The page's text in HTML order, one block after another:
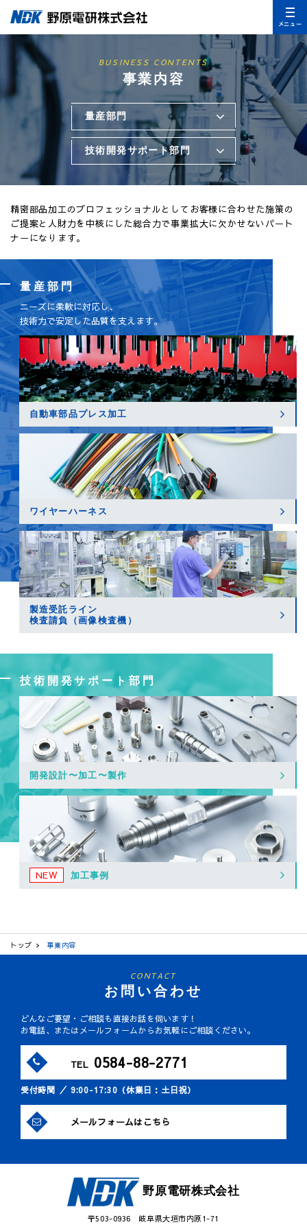
メニュー
BUSINESS CONTENTS
事業内容
量産部門
技術開発サポート部門
精密部品加工のプロフェッショナルとして お客様に合わせた施策の
ご提案と人財力を中核にした総合力で事業拡大に欠かせないパート
ナーになります。
量産部門
ニーズに柔軟に対応し、
技術力で安定した品質を支えます。
自動車部品プレス加工
ワイヤーハーネス
製造受託ライン
検査請負（画像検査機）
技術開発サポート部門
開発設計〜加工 〜製作
加工事例
トップ 事業内容
CONTACT
お問い合わせ
どんなご要望・ご相談も直接お話を伺います！
お電話、またはメールフォームからお気軽にご相談ください。
TEL 0584-88-2771
受付時間 ／ 9:00-17:30（休業日：土日祝）
メールフォームはこちら
野原電研株式会社
〒503-0936 岐阜県大垣市内原1-71